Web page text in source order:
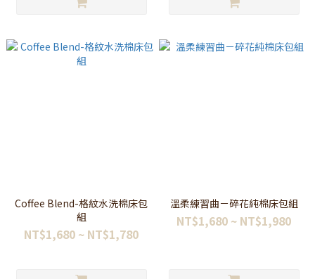
Coffee Blend-格紋水洗棉床包
組
NT$1,680 ~ NT$1,780
溫柔練習曲－碎花純棉床包組
NT$1,680 ~ NT$1,980